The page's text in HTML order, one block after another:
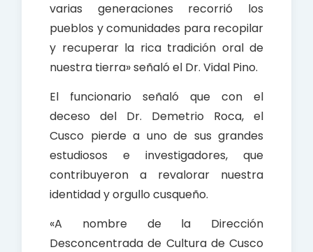
varias generaciones recorrió los
pueblos y comunidades para recopilar
y recuperar la rica tradición oral de
nuestra tierra» señaló el Dr. Vidal Pino.
El funcionario señaló que con el
deceso del Dr. Demetrio Roca, el
Cusco pierde a uno de sus grandes
estudiosos e investigadores, que
contribuyeron a revalorar nuestra
identidad y orgullo cusqueño.
«A nombre de la Dirección
Desconcentrada de Cultura de Cusco